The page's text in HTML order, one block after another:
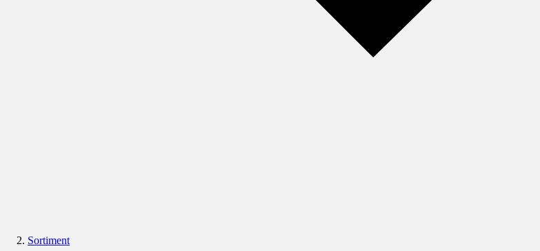
Sortiment